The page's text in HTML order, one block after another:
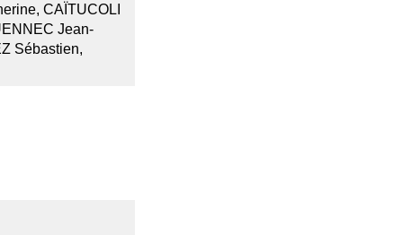
CAÏTUCOLI
Jean-
Sébastien,